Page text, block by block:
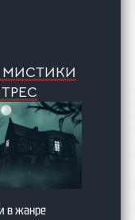
МИСТИКИ
в жанре